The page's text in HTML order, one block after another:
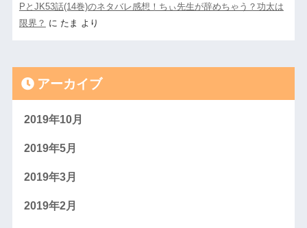
PとJK53話(14巻)のネタバレ感想！ちぃ先生が辞めちゃう？功太は
限界？ に たま より
アーカイブ
2019年10月
2019年5月
2019年3月
2019年2月